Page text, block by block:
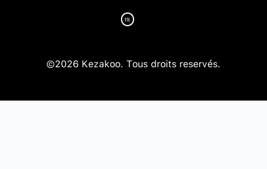
©2026 Kezakoo. Tous droits reservés.